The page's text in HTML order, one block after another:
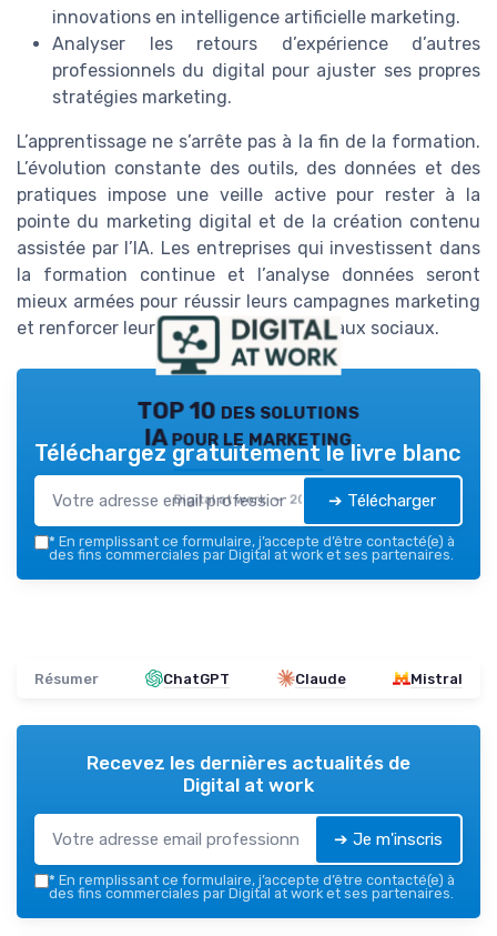
innovations en intelligence artificielle marketing.
Analyser les retours d’expérience d’autres
professionnels du digital pour ajuster ses propres
stratégies marketing.
L’apprentissage ne s’arrête pas à la fin de la formation.
L’évolution constante des outils, des données et des
pratiques impose une veille active pour rester à la
pointe du marketing digital et de la création contenu
assistée par l’IA. Les entreprises qui investissent dans
la formation continue et l’analyse données seront
mieux armées pour réussir leurs campagnes marketing
et renforcer leur présence sur les réseaux sociaux.
TOP 10 des solutions
IA pour le marketing
Digital at work — 2026
Téléchargez gratuitement le livre blanc
➔ Télécharger
* En remplissant ce formulaire, j’accepte d’être contacté(e) à
des fins commerciales par Digital at work et ses partenaires.
Résumer ChatGPT Claude Mistral
Recevez les dernières actualités de
Digital at work
➔ Je m'inscris
* En remplissant ce formulaire, j’accepte d’être contacté(e) à
des fins commerciales par Digital at work et ses partenaires.